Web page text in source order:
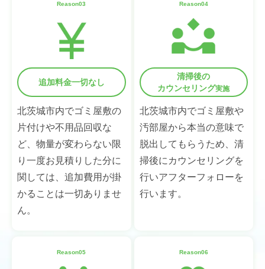
Reason03
追加料金一切なし
北茨城市内でゴミ屋敷の
片付けや不用品回収な
ど、物量が変わらない限
り一度お見積りした分に
関しては、追加費用が掛
かることは一切ありませ
ん。
Reason04
清掃後の
カウンセリング実施
北茨城市内でゴミ屋敷や
汚部屋から本当の意味で
脱出してもらうため、清
掃後にカウンセリングを
行いアフターフォローを
行います。
Reason05 Reason06